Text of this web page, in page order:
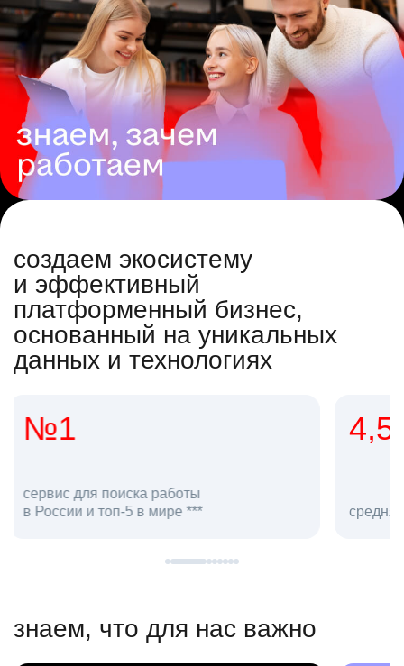
создаем экосистему
и эффективный
платформенный бизнес,
основанный на уникальных
данных и технологиях
4,5
средняя оценка hh.ru как работодателя **
в hh.ru
знаем, что для нас важно